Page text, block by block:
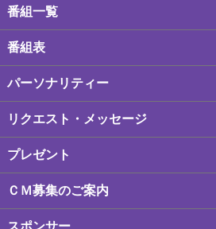
番組一覧
番組表
パーソナリティー
リクエスト・メッセージ
プレゼント
ＣＭ募集のご案内
スポンサー